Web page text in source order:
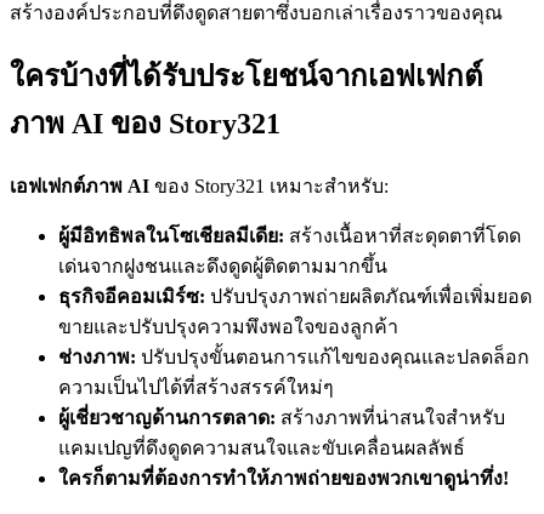
สร้างองค์ประกอบที่ดึงดูดสายตาซึ่งบอกเล่าเรื่องราวของคุณ
ใครบ้างที่ได้รับประโยชน์จากเอฟเฟกต์
ภาพ AI ของ Story321
เอฟเฟกต์ภาพ AI ของ Story321 เหมาะสำหรับ:
ผู้มีอิทธิพลในโซเชียลมีเดีย: สร้างเนื้อหาที่สะดุดตาที่โดด
เด่นจากฝูงชนและดึงดูดผู้ติดตามมากขึ้น
ธุรกิจอีคอมเมิร์ซ: ปรับปรุงภาพถ่ายผลิตภัณฑ์เพื่อเพิ่มยอด
ขายและปรับปรุงความพึงพอใจของลูกค้า
ช่างภาพ: ปรับปรุงขั้นตอนการแก้ไขของคุณและปลดล็อก
ความเป็นไปได้ที่สร้างสรรค์ใหม่ๆ
ผู้เชี่ยวชาญด้านการตลาด: สร้างภาพที่น่าสนใจสำหรับ
แคมเปญที่ดึงดูดความสนใจและขับเคลื่อนผลลัพธ์
ใครก็ตามที่ต้องการทำให้ภาพถ่ายของพวกเขาดูน่าทึ่ง!